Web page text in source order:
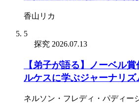
香山リカ
5
探究 2026.07.13
【弟子が語る】ノーベル
ルケスに学ぶジャーナリズ
ネルソン・フレディ・パディー